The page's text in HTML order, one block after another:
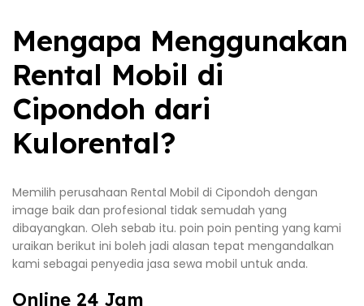
Mengapa Menggunakan
Rental Mobil di
Cipondoh dari
Kulorental?
Memilih perusahaan Rental Mobil di Cipondoh dengan
image baik dan profesional tidak semudah yang
dibayangkan. Oleh sebab itu. poin poin penting yang kami
uraikan berikut ini boleh jadi alasan tepat mengandalkan
kami sebagai penyedia jasa sewa mobil untuk anda.
Online 24 Jam